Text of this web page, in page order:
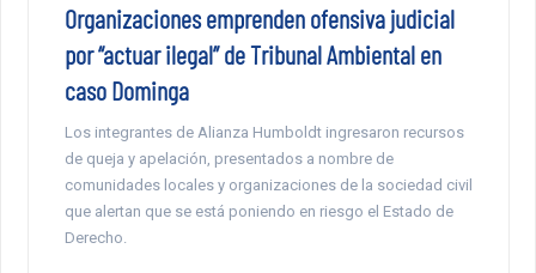
Organizaciones emprenden ofensiva judicial
por “actuar ilegal” de Tribunal Ambiental en
caso Dominga
Los integrantes de Alianza Humboldt ingresaron recursos
de queja y apelación, presentados a nombre de
comunidades locales y organizaciones de la sociedad civil
que alertan que se está poniendo en riesgo el Estado de
Derecho.